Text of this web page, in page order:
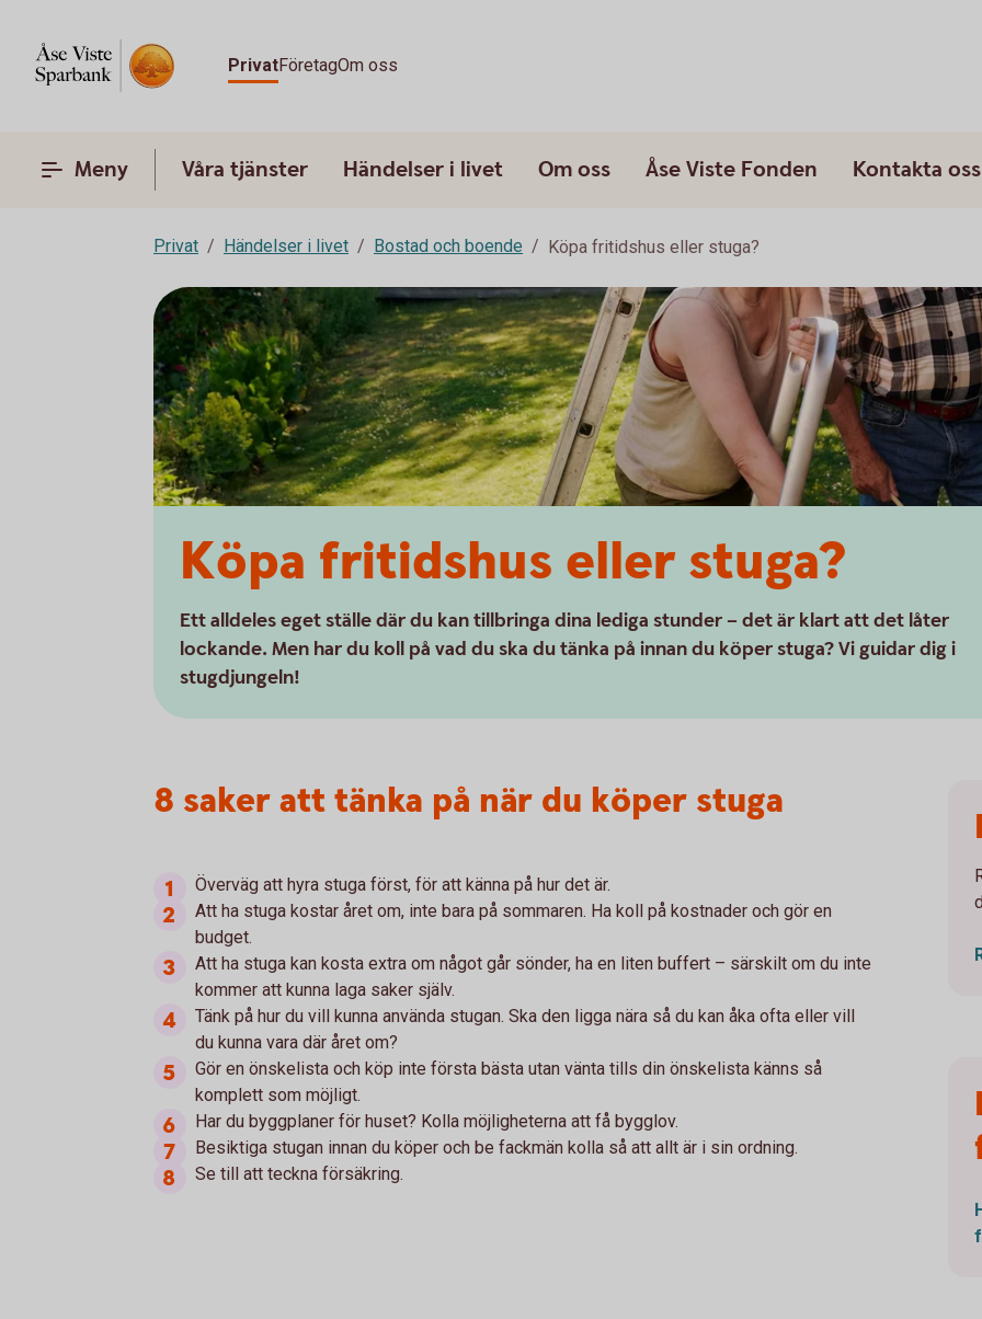
PrivatFöretagOm oss
Meny Våra tjänster Händelser i livet Om oss Åse Viste Fonden Kontakta oss
Privat Händelser i livet Bostad och boende Köpa fritidshus eller stuga?
Köpa fritidshus eller stuga?
Ett alldeles eget ställe där du kan tillbringa dina lediga stunder – det är klart att det låter
lockande. Men har du koll på vad du ska du tänka på innan du köper stuga? Vi guidar dig i
stugdjungeln!
8 saker att tänka på när du köper stuga
Överväg att hyra stuga först, för att känna på hur det är.
Att ha stuga kostar året om, inte bara på sommaren. Ha koll på kostnader och gör en
budget.
Att ha stuga kan kosta extra om något går sönder, ha en liten buffert – särskilt om du inte
kommer att kunna laga saker själv.
Tänk på hur du vill kunna använda stugan. Ska den ligga nära så du kan åka ofta eller vill
du kunna vara där året om?
Gör en önskelista och köp inte första bästa utan vänta tills din önskelista känns så
komplett som möjligt.
Har du byggplaner för huset? Kolla möjligheterna att få bygglov.
Besiktiga stugan innan du köper och be fackmän kolla så att allt är i sin ordning.
Se till att teckna försäkring.